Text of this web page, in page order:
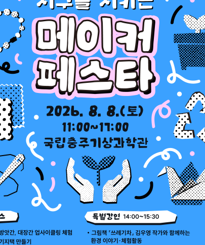
화요일 ~ 일요일 10:00~17:30 (매표 마감: 17:00)
매주 월요일(공휴일인 경우 다음의 첫번째 평일) / 1월 1일 / 설 ·